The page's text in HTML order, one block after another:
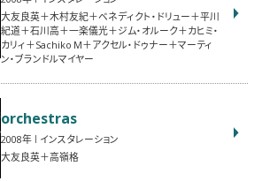
大友良英＋木村友紀＋ベネディクト・ドリュー＋平川
紀道＋石川高＋一楽儀光＋ジム・オルーク＋カヒミ・
カリィ＋Sachiko M＋アクセル・ドゥナー＋マーティ
ン・ブランドルマイヤー
orchestras
2008
インスタレーション
大友良英＋高嶺格